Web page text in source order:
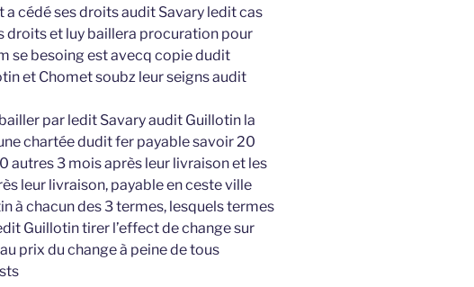
cédé ses droits audit Savary ledit cas
droits et luy baillera procuration pour
se besoing est avecq copie dudit
et Chomet soubz leur seigns audit
par ledit Savary audit Guillotin la
chartée dudit fer payable savoir 20
autres 3 mois après leur livraison et les
leur livraison, payable en ceste ville
à chacun des 3 termes, lesquels termes
Guillotin tirer l’effect de change sur
prix du change à peine de tous